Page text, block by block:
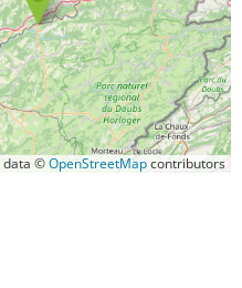
data ©OpenStreetMapcontributors